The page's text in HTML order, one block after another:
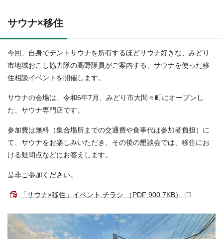
サウナ×移住
今回、自身でテントサウナを所有するほどサウナ好きな、みどり
市地域おこし協力隊の髙野隊員がご案内する、サウナを使った移
住相談イベントを開催します。
サウナの会場は、令和6年7月、みどり市大間々町にオープンし
た、サウナ専門店です。
参加費は無料（集合場所までの交通費や食事代は参加者負担）に
て、サウナをお楽しみいただき、その後の懇談会では、移住にお
ける疑問点などにお答えします。
是非ご参加ください。
「サウナ×移住」イベント チラシ （PDF 900.7KB）